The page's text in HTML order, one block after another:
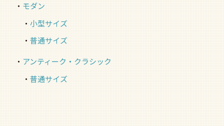
モダン
小型サイズ
普通サイズ
アンティーク・クラシック
普通サイズ